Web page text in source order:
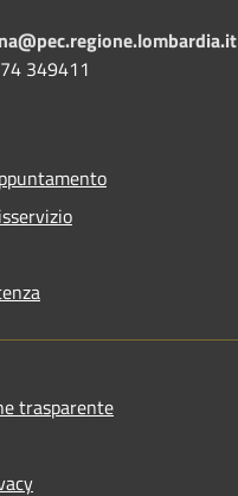
349411
trasparente